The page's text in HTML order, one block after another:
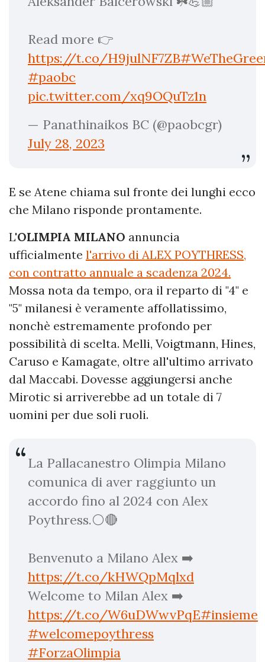
Read more 👉
https://t.co/H9julNF7ZB
#paobc
pic.twitter.com/xq9OQuTz1n
— Panathinaikos BC (@paobcgr)
July 28, 2023
E se Atene chiama sul fronte dei lunghi ecco
che Milano risponde prontamente.
L'OLIMPIA MILANO annuncia
ufficialmente l'arrivo di ALEX POYTHRESS,
con contratto annuale a scadenza 2024.
Mossa nota da tempo, ora il reparto di "4" e
"5" milanesi è veramente affollatissimo,
nonchè estremamente profondo per
possibilità di scelta. Melli, Voigtmann, Hines,
Caruso e Kamagate, oltre all'ultimo arrivato
dal Maccabi. Dovesse aggiungersi anche
Mirotic si arriverebbe ad un totale di 7
uomini per due soli ruoli.
La Pallacanestro Olimpia Milano
comunica di aver raggiunto un
accordo fino al 2024 con Alex
Poythress.⚪️🔴
Benvenuto a Milano Alex ➡️
https://t.co/kHWQpMqlxd
Welcome to Milan Alex ➡️
https://t.co/W6uDWwvPqE#insieme
#welcomepoythress
#ForzaOlimpia